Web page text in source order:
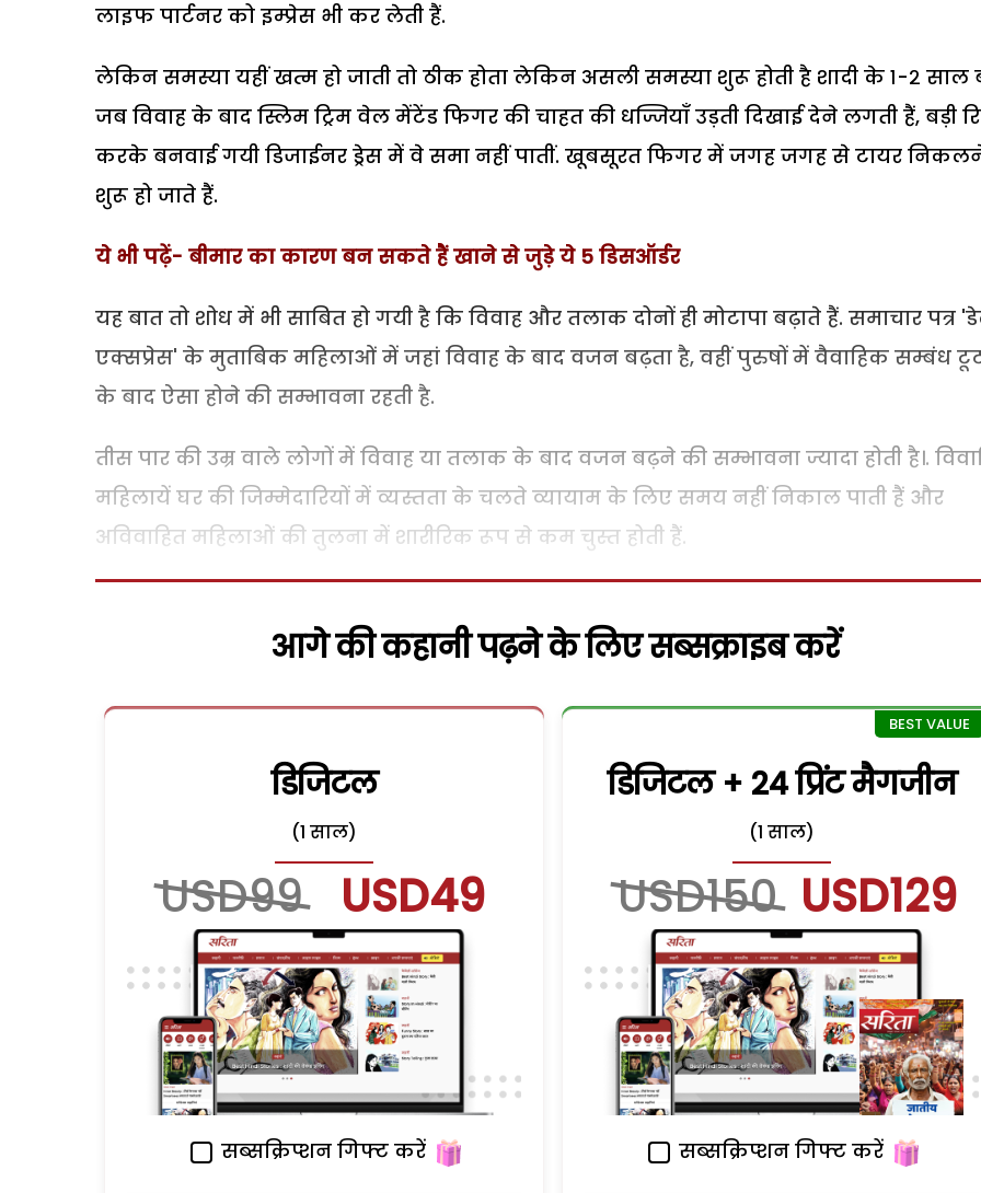
लाइफ पार्टनर को इम्प्रेस भी कर लेती हैं.
लेकिन समस्या यहीं खत्म हो जाती तो ठीक होता लेकिन असली समस्या शुरू होती है शादी के १-२ साल
जब विवाह के बाद स्लिम ट्रिम वेल मेंटेंड फिगर की चाहत की धज्जियाँ उड़ती दिखाई देने लगती हैं, बड़ी
करके बनवाई गयी डिजाईनर ड्रेस में वे समा नहीं पातीं. खूबसूरत फिगर में जगह जगह से टायर
शुरू हो जाते हैं.
ये भी पढ़ें- बीमार का कारण बन सकते हैं खाने से जुड़े ये 5 डिसऑर्डर
यह बात तो शोध में भी साबित हो गयी है कि विवाह और तलाक दोनों ही मोटापा बढ़ाते हैं. समाचार पत्र
एक्सप्रेस' के मुताबिक महिलाओं में जहां विवाह के बाद वजन बढ़ता है, वहीं पुरुषों में वैवाहिक सम्बंध
के बाद ऐसा होने की सम्भावना रहती है.
तीस पार की उम्र वाले लोगों में विवाह या तलाक के बाद वजन बढ़ने की सम्भावना ज्यादा होती है।.
महिलायें घर की जिम्मेदारियों में व्यस्तता के चलते व्यायाम के लिए समय नहीं निकाल पाती हैं और
अविवाहित महिलाओं की तुलना में शारीरिक रूप से कम चुस्त होती हैं.
आगे की कहानी पढ़ने के लिए सब्सक्राइब करें
डिजिटल
(1 साल)
USD99 USD49
सब्सक्रिप्शन गिफ्ट करें
डिजिटल + 24 प्रिंट मैगजीन
(1 साल)
USD150 USD129
सब्सक्रिप्शन गिफ्ट करें